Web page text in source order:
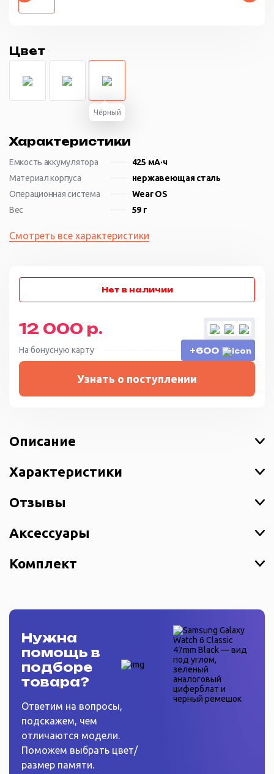
Цвет
Чёрный
Характеристики
Емкость аккумулятора
425 мА·ч
Материал корпуса
нержавеющая сталь
Операционная система
Wear OS
Вес
59 г
Смотреть все характеристики
12 000 р.
На бонусную карту +600
Узнать о поступлении
Описание
Характеристики
Отзывы
Аксессуары
Комплект
Нужна
помощь в
подборе
товара?
Ответим на вопросы,
подскажем, чем
отличаются модели.
Поможем выбрать цвет/
размер памяти.